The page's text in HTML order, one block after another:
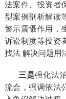
法案件、投资者
型案例剖析解读
警示震慑作用
，
诉讼制度等投资
找法 解决问题用
三是强化法
流会，强调依法